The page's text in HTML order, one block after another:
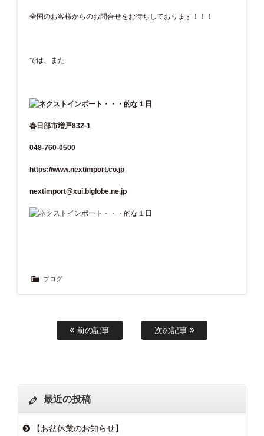
全国のお客様からのお問合せをお待ちしております！！！
では、また
春日部市増戸832-1
048-760-0500
https://www.nextimport.co.jp
nextimport@xui.biglobe.ne.jp
ブログ
前の記事 次の記事
最近の投稿
【お盆休業のお知らせ】